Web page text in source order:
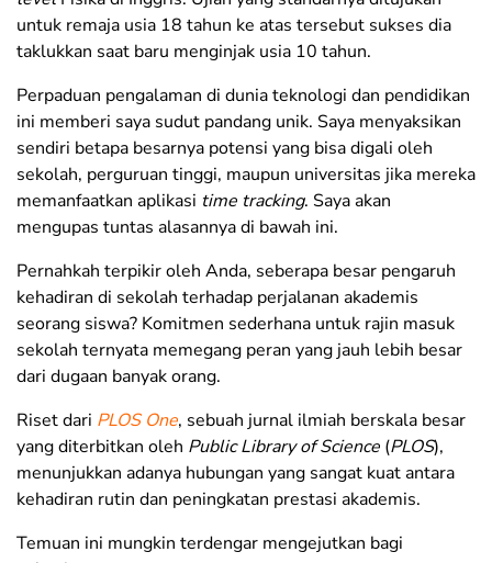
untuk remaja usia 18 tahun ke atas tersebut sukses dia
taklukkan saat baru menginjak usia 10 tahun.
Perpaduan pengalaman di dunia teknologi dan pendidikan
ini memberi saya sudut pandang unik. Saya menyaksikan
sendiri betapa besarnya potensi yang bisa digali oleh
sekolah, perguruan tinggi, maupun universitas jika mereka
memanfaatkan aplikasi time tracking. Saya akan
mengupas tuntas alasannya di bawah ini.
Pernahkah terpikir oleh Anda, seberapa besar pengaruh
kehadiran di sekolah terhadap perjalanan akademis
seorang siswa? Komitmen sederhana untuk rajin masuk
sekolah ternyata memegang peran yang jauh lebih besar
dari dugaan banyak orang.
Riset dari PLOS One, sebuah jurnal ilmiah berskala besar
yang diterbitkan oleh Public Library of Science (PLOS),
menunjukkan adanya hubungan yang sangat kuat antara
kehadiran rutin dan peningkatan prestasi akademis.
Temuan ini mungkin terdengar mengejutkan bagi